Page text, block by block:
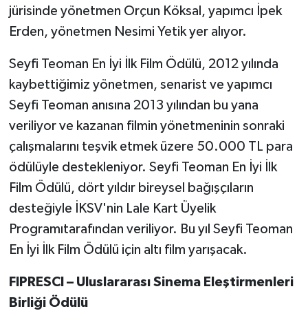
jürisinde yönetmen Orçun Köksal, yapımcı İpek
Erden, yönetmen Nesimi Yetik yer alıyor.
Seyfi Teoman En İyi İlk Film Ödülü, 2012 yılında
kaybettiğimiz yönetmen, senarist ve yapımcı
Seyfi Teoman anısına 2013 yılından bu yana
veriliyor ve kazanan filmin yönetmeninin sonraki
çalışmalarını teşvik etmek üzere 50.000 TL para
ödülüyle destekleniyor. Seyfi Teoman En İyi İlk
Film Ödülü, dört yıldır bireysel bağışçıların
desteğiyle İKSV'nin Lale Kart Üyelik
Programıtarafından veriliyor. Bu yıl Seyfi Teoman
En İyi İlk Film Ödülü için altı film yarışacak.
FIPRESCI – Uluslararası Sinema Eleştirmenleri
Birliği Ödülü